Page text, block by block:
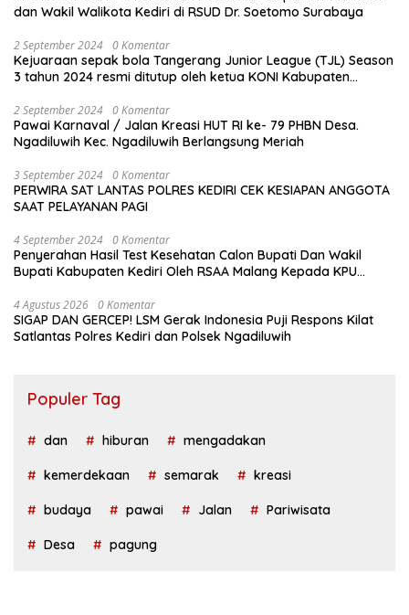
dan Wakil Walikota Kediri di RSUD Dr. Soetomo Surabaya
2 September 2024 0 Komentar
Kejuaraan sepak bola Tangerang Junior League (TJL) Season
3 tahun 2024 resmi ditutup oleh ketua KONI Kabupaten
2 September 2024 0 Komentar
Pawai Karnaval / Jalan Kreasi HUT RI ke- 79 PHBN Desa.
Ngadiluwih Kec. Ngadiluwih Berlangsung Meriah
3 September 2024 0 Komentar
PERWIRA SAT LANTAS POLRES KEDIRI CEK KESIAPAN ANGGOTA
SAAT PELAYANAN PAGI
4 September 2024 0 Komentar
Penyerahan Hasil Test Kesehatan Calon Bupati Dan Wakil
Bupati Kabupaten Kediri Oleh RSAA Malang Kepada KPU
4 Agustus 2026 0 Komentar
SIGAP DAN GERCEP! LSM Gerak Indonesia Puji Respons Kilat
Satlantas Polres Kediri dan Polsek Ngadiluwih
Populer Tag
dan hiburan mengadakan
kemerdekaan semarak kreasi
budaya pawai Jalan Pariwisata
Desa pagung